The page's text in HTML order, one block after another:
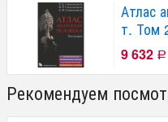
Атлас
т. Том
9 632 Р
Рекомендуем